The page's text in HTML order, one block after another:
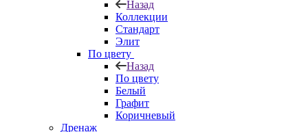
Назад
Коллекции
Стандарт
Элит
По цвету
Назад
По цвету
Белый
Графит
Коричневый
Дренаж